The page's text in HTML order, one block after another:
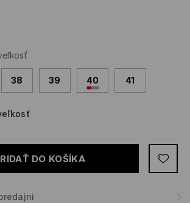
38 39 40 41
DO KOŠÍKA